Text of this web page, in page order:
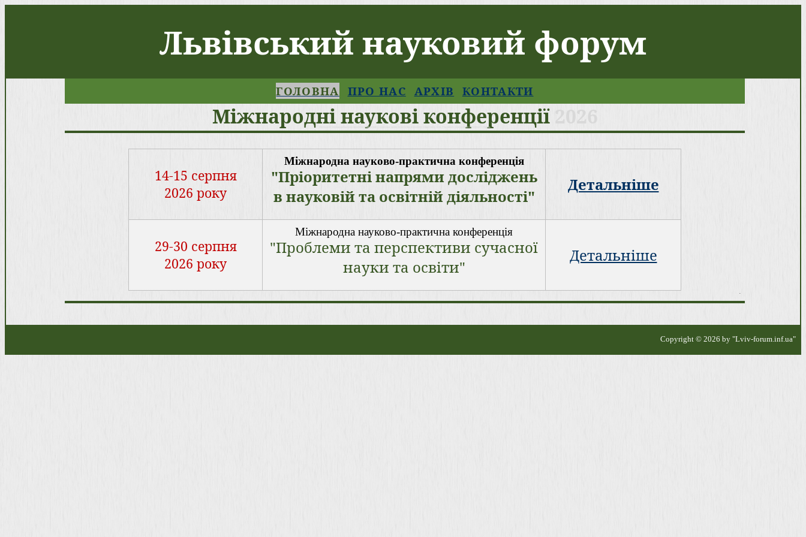
Львівський науковий форум
ГОЛОВНА ПРО НАС АРХІВ КОНТАКТИ
Міжнародні наукові конференції
Щотижневі міжнародні науково-практичні конференції з економіки, права, педагогіки, психології, маркетингу та ін. Учасникам електронний сертифікат і збірник.
14-15 серпня
2026 року
Міжнародна науково-практична конференція
"Пріоритетні напрями досліджень
в науковій та освітній діяльності"
Детальніше
29-30 серпня
2026 року
Міжнародна науково-практична конференція
"Проблеми та перспективи сучасної
науки та освіти"
Детальніше
.
Copyright© 2026 by"Lviv-forum.inf.ua"